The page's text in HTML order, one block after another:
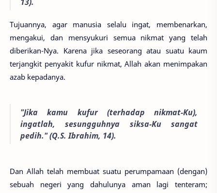
Tujuannya, agar manusia selalu ingat, membenarkan,
mengakui, dan mensyukuri semua nikmat yang telah
diberikan-Nya. Karena jika seseorang atau suatu kaum
terjangkit penyakit kufur nikmat, Allah akan menimpakan
azab kepadanya.
"Jika kamu kufur (terhadap nikmat-Ku),
ingatlah, sesungguhnya siksa-Ku sangat
pedih." (Q.S. Ibrahim, 14).
Dan Allah telah membuat suatu perumpamaan (dengan)
sebuah negeri yang dahulunya aman lagi tenteram;